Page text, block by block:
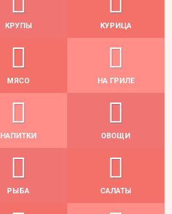
КРУПЫ КУРИЦА
МЯСО НА ГРИЛЕ
НАПИТКИ ОВОЩИ
РЫБА САЛАТЫ